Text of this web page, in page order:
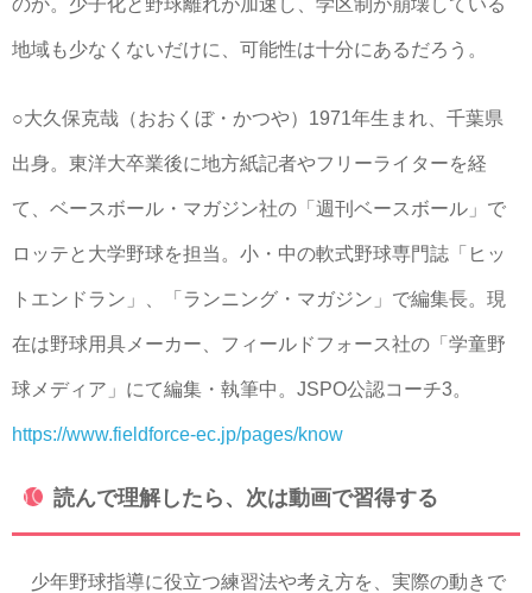
地域も少なくないだけに、可能性は十分にあるだろう。
○大久保克哉（おおくぼ・かつや）1971年生まれ、千葉県
出身。東洋大卒業後に地方紙記者やフリーライターを経
て、ベースボール・マガジン社の「週刊ベースボール」で
ロッテと大学野球を担当。小・中の軟式野球専門誌「ヒッ
トエンドラン」、「ランニング・マガジン」で編集長。現
在は野球用具メーカー、フィールドフォース社の「学童野
球メディア」にて編集・執筆中。JSPO公認コーチ3。
https://www.fieldforce-ec.jp/pages/know
読んで理解したら、次は動画で習得する
少年野球指導に役立つ練習法や考え方を、実際の動きで